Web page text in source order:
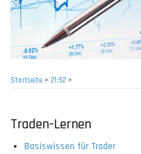
Startseite> 21:52 >
Traden-Lernen
Basiswissen für Trader